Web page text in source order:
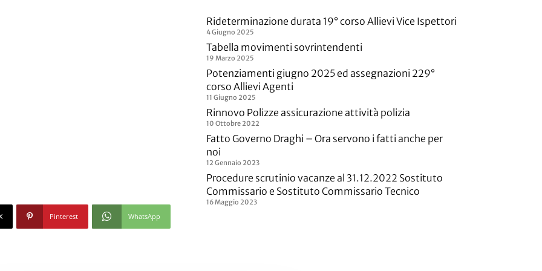
Rideterminazione durata 19° corso Allievi Vice Ispettori
4 Giugno 2025
Tabella movimenti sovrintendenti
19 Marzo 2025
Potenziamenti giugno 2025 ed assegnazioni 229°
corso Allievi Agenti
11 Giugno 2025
Rinnovo Polizze assicurazione attività polizia
10 Ottobre 2022
Fatto Governo Draghi – Ora servono i fatti anche per
noi
12 Gennaio 2023
Procedure scrutinio vacanze al 31.12.2022 Sostituto
Commissario e Sostituto Commissario Tecnico
16 Maggio 2023
Pinterest WhatsApp